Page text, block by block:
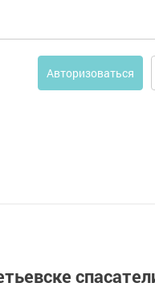
Авторизоваться